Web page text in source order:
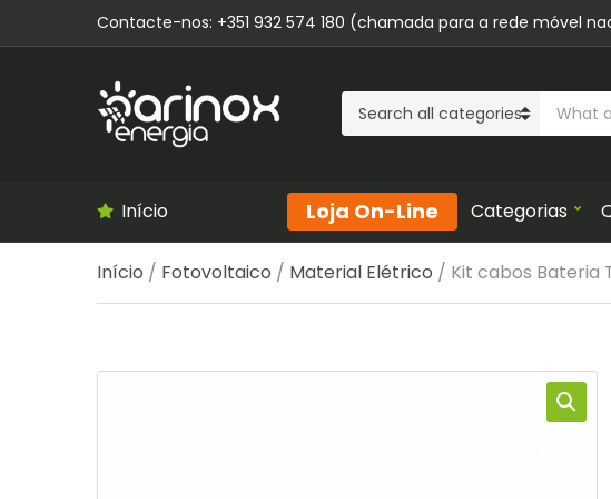
Contacte-nos: +351 932 574 180 (chamada para a rede móvel
C
e
g
o
a
e
c
h
p
r
u
Início Loja On-Line Categorias
Início / Fotovoltaico / Material Elétrico / Kit cabos Bateria